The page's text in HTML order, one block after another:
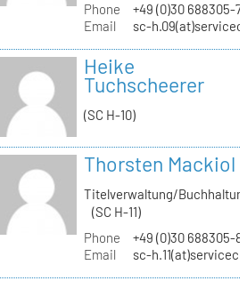
Phone
+49 (0)30 688305-
Email
sc-
Heike
Tuchscheerer
(SC H-10)
Thorsten Mackiol
Titelverwaltung/
(SC H-11)
Phone
+49 (0)30 688305-
Email
sc-